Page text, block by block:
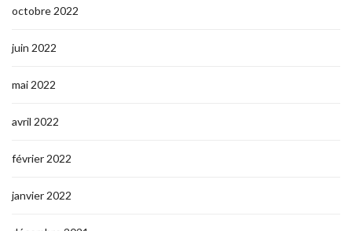
octobre 2022
juin 2022
mai 2022
avril 2022
février 2022
janvier 2022